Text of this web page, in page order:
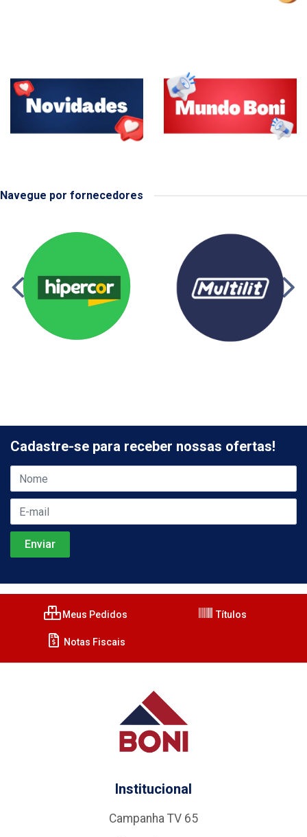
Navegue por fornecedores
Cadastre-se para receber nossas ofertas!
Meus Pedidos Títulos
Notas Fiscais
Institucional
Campanha TV 65